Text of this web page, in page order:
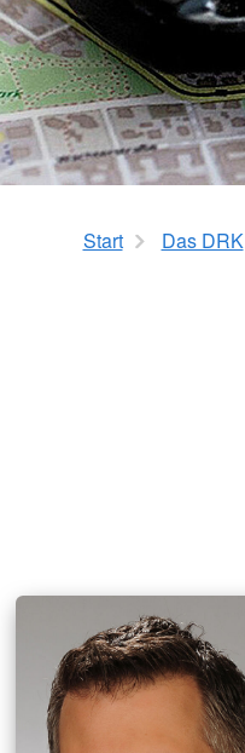
Start Das DRK